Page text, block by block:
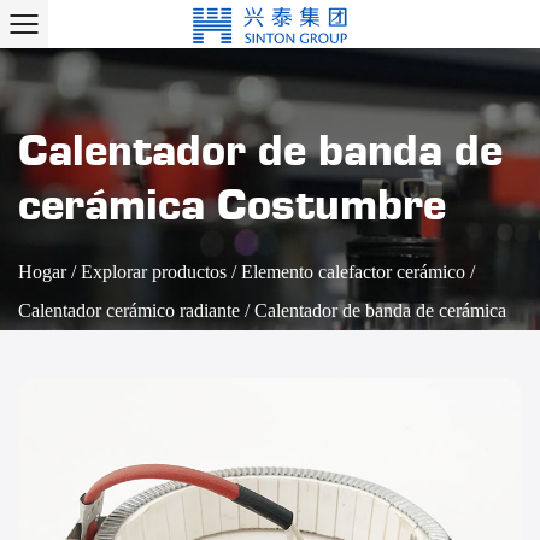
Calentador de banda de
cerámica Costumbre
Hogar/Explorar productos /Elemento calefactor cerámico /
Calentador cerámico radiante /Calentador de banda de cerámica